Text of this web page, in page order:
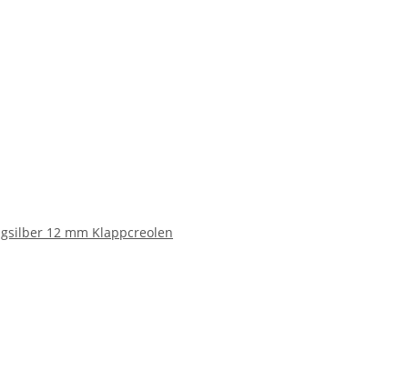
12 mm Klappcreolen